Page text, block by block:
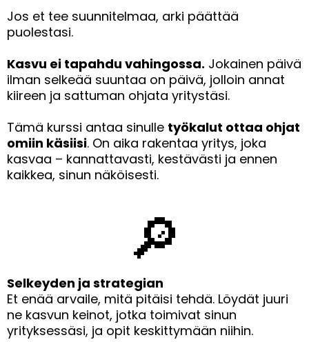
Jos et tee suunnitelmaa, arki päättää
puolestasi.
Kasvu ei tapahdu vahingossa. Jokainen päivä
ilman selkeää suuntaa on päivä, jolloin annat
kiireen ja sattuman ohjata yritystäsi.
Tämä kurssi antaa sinulle työkalut ottaa ohjat
omiin käsiisi. On aika rakentaa yritys, joka
kasvaa – kannattavasti, kestävästi ja ennen
kaikkea, sinun näköisesti.
🔎
Selkeyden ja strategian
Et enää arvaile, mitä pitäisi tehdä. Löydät juuri
ne kasvun keinot, jotka toimivat sinun
yrityksessäsi, ja opit keskittymään niihin.